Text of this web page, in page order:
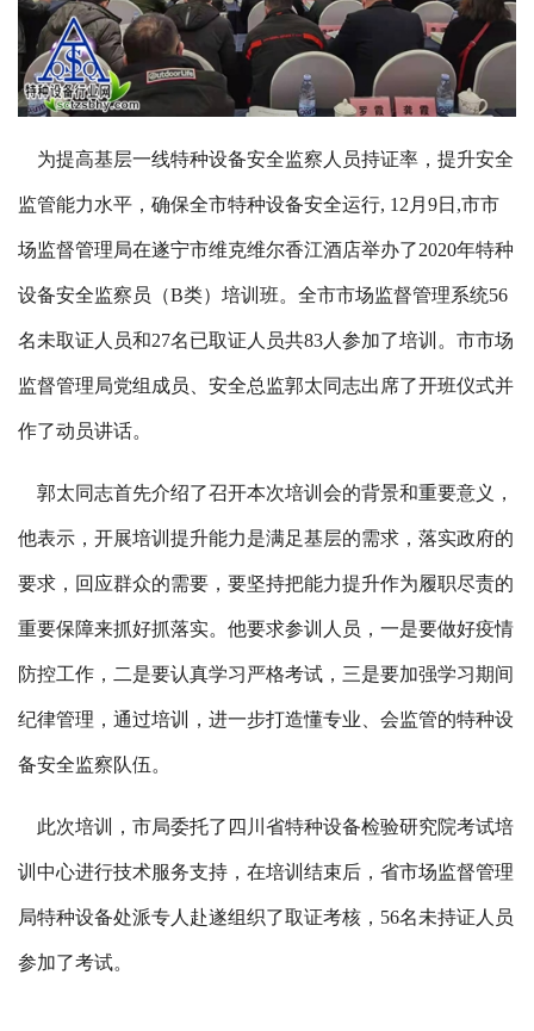
为提高基层一线特种设备安全监察人员持证率，提升安全
监管能力水平，确保全市特种设备安全运行, 12月9日,市市
场监督管理局在遂宁市维克维尔香江酒店举办了2020年特种
设备安全监察员（B类）培训班。全市市场监督管理系统56
名未取证人员和27名已取证人员共83人参加了培训。市市场
监督管理局党组成员、安全总监郭太同志出席了开班仪式并
作了动员讲话。
郭太同志首先介绍了召开本次培训会的背景和重要意义，
他表示，开展培训提升能力是满足基层的需求， 落实政府的
要求， 回应群众的需要 ， 要坚持把能力提升作为履职尽责的
重要保障来抓好抓落实。 他要求参训 人员，一是要做好疫情
防控工作 ，二是要认真学习严格考试，三是要加强学习期间
纪律管理 ，通过培训，进一步打造懂专业、会监管的特种设
备安全监察队伍。
此次培训，市局委托了 四川省特种设备检验研究院考试培
训中心进行技术服务支持，在培训结束后，省市场监督管理
局特种设备处派专人 赴遂组织了取证考核，56名未持证人员
参加了考试。